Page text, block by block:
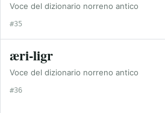
Voce del dizionario norreno antico
#35
æri-ligr
Voce del dizionario norreno antico
#36